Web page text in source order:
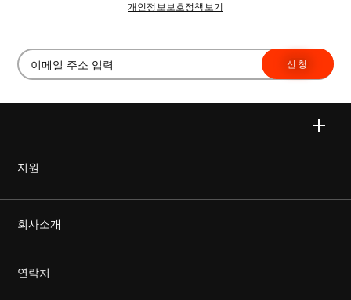
개인정보보호정책보기
신청
지원
정품을 구매하세요
회사소개
Harman Corporate
연락처